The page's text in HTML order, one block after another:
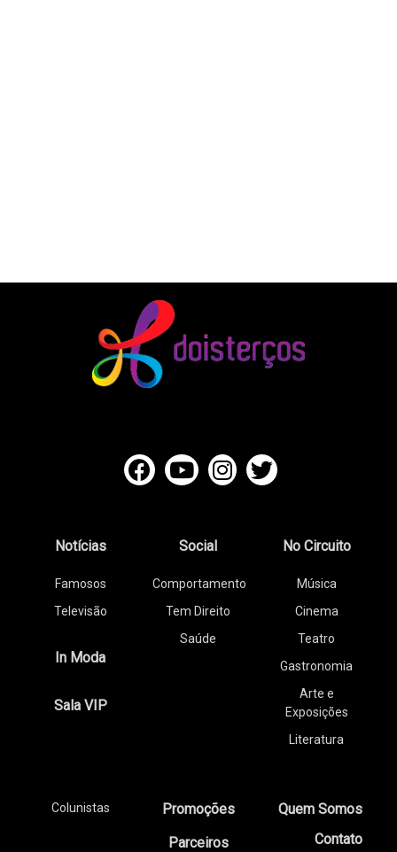
Notícias
Famosos
Televisão
In Moda
Sala VIP
Social
Comportamento
Tem Direito
Saúde
No Circuito
Música
Cinema
Teatro
Gastronomia
Arte e
Exposições
Literatura
Colunistas
Promoções
Parceiros
Quem Somos
Contato